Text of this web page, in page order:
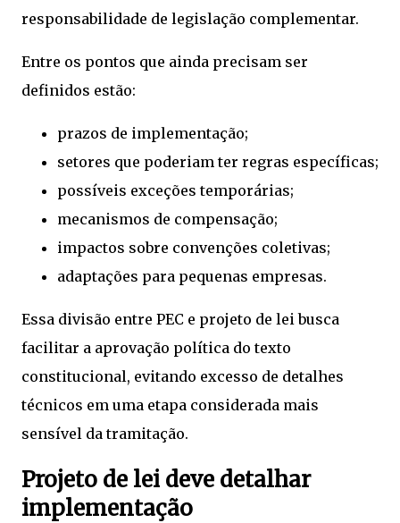
responsabilidade de legislação complementar.
Entre os pontos que ainda precisam ser
definidos estão:
prazos de implementação;
setores que poderiam ter regras específicas;
possíveis exceções temporárias;
mecanismos de compensação;
impactos sobre convenções coletivas;
adaptações para pequenas empresas.
Essa divisão entre PEC e projeto de lei busca
facilitar a aprovação política do texto
constitucional, evitando excesso de detalhes
técnicos em uma etapa considerada mais
sensível da tramitação.
Projeto de lei deve detalhar
implementação